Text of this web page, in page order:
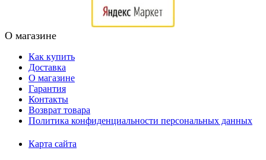
О магазине
Как купить
Доставка
О магазине
Гарантия
Контакты
Возврат товара
Политика конфиденциальности персональных данных
Карта сайта